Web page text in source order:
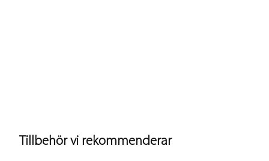
Tillbehör vi rekommenderar